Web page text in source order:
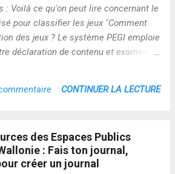
: Voilà ce qu'on peut lire concernant le
pour classifier les jeux "Comment
des jeux ? Le système PEGI emploie
déclaration de contenu et examen
Pour commencer, l’éditeur d’un jeu
de déclaration en ligne qui est envoyé
volet déclaration du contenu du PEGI
car seul le développeur/
d’une vision complète du contenu
CONTINUER LA LECTURE
des Espaces Publics
: Fais ton journal,
créer un journal